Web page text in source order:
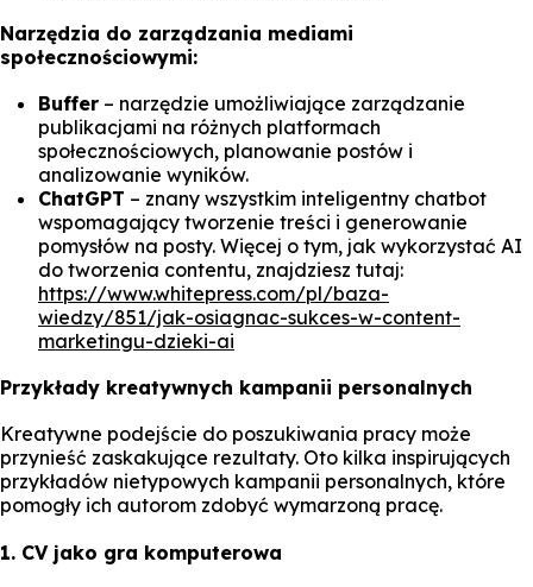
Narzędzia do zarządzania mediami
społecznościowymi:
Buffer – narzędzie umożliwiające zarządzanie
publikacjami na różnych platformach
społecznościowych, planowanie postów i
analizowanie wyników.
ChatGPT – znany wszystkim inteligentny chatbot
wspomagający tworzenie treści i generowanie
pomysłów na posty. Więcej o tym, jak wykorzystać AI
do tworzenia contentu, znajdziesz tutaj:
https://www.whitepress.com/pl/baza-
wiedzy/851/jak-osiagnac-sukces-w-content-
marketingu-dzieki-ai
Przykłady kreatywnych kampanii personalnych
Kreatywne podejście do poszukiwania pracy może
przynieść zaskakujące rezultaty. Oto kilka inspirujących
przykładów nietypowych kampanii personalnych, które
pomogły ich autorom zdobyć wymarzoną pracę.
1. CV jako gra komputerowa